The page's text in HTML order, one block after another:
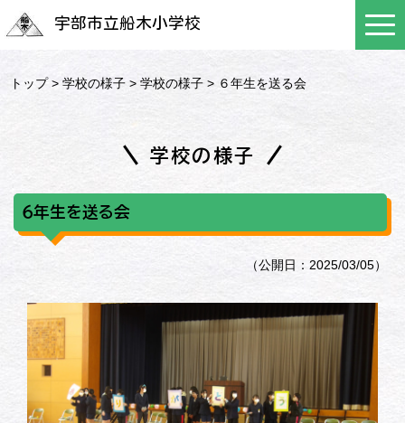
宇部市立船木小学校
トップ>学校の様子 >学校の様子 > ６年生を送る会
学校の様子
６年生を送る会
（公開日：2025/03/05）